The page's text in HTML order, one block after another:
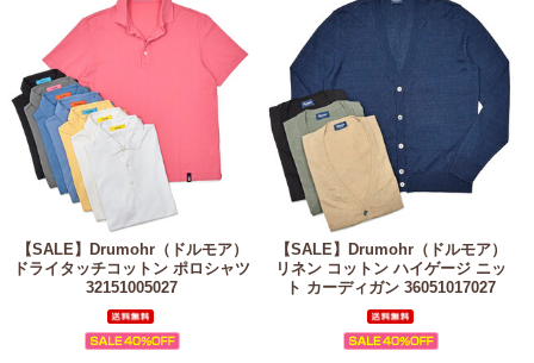
【SALE】
Drumohr（ドルモア）
ドライタッチコットン ポロシャツ
32151005027
【SALE】
Drumohr（ドルモア）
リネン コットン ハイゲージ ニッ
ト カーディガン 36051017027